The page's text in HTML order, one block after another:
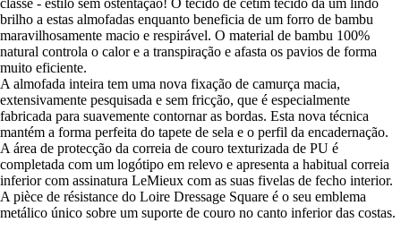
brilho a estas almofadas enquanto beneficia de um forro de bambu
maravilhosamente macio e respirável. O material de bambu 100%
natural controla o calor e a transpiração e afasta os pavios de forma
muito eficiente.
A almofada inteira tem uma nova fixação de camurça macia,
extensivamente pesquisada e sem fricção, que é especialmente
fabricada para suavemente contornar as bordas. Esta nova técnica
mantém a forma perfeita do tapete de sela e o perfil da encadernação.
A área de protecção da correia de couro texturizada de PU é
completada com um logótipo em relevo e apresenta a habitual correia
inferior com assinatura LeMieux com as suas fivelas de fecho interior.
A pièce de résistance do Loire Dressage Square é o seu emblema
metálico único sobre um suporte de couro no canto inferior das costas.